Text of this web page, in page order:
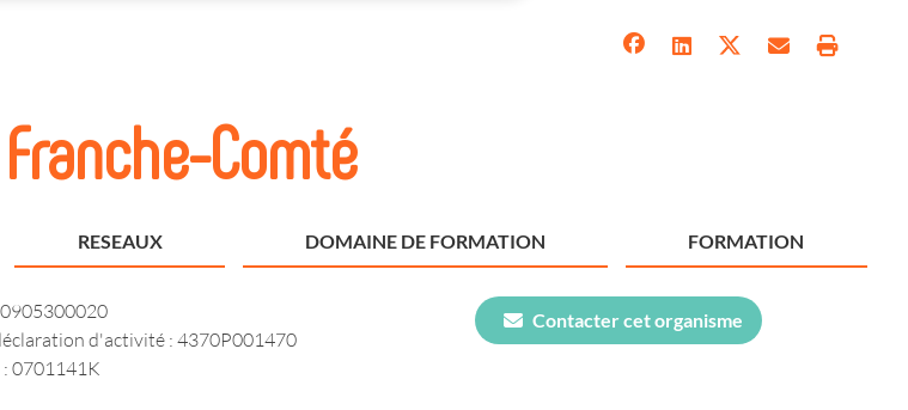
Comté
RESEAUX DOMAINE DE FORMATION FORMATION
d'activité : 4370P001470
0701141K
Contacter cet organisme